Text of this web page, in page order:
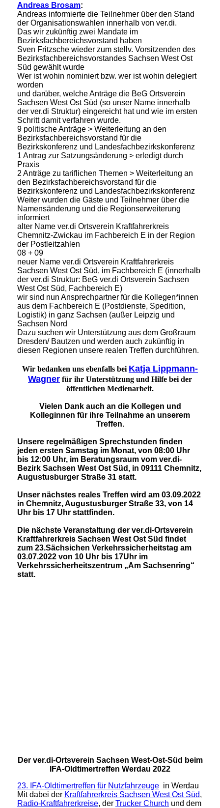
Andreas Brosam:
Andreas informierte die Teilnehmer über den Stand
der Organisationswahlen innerhalb von ver.di.
Das wir zukünftig zwei Mandate im
Bezirksfachbereichsvorstand haben
Sven Fritzsche wieder zum stellv. Vorsitzenden des
Bezirksfachbereichsvorstandes Sachsen West Ost
Süd gewählt wurde
Wer ist wohin nominiert bzw. wer ist wohin delegiert
worden
und darüber, welche Anträge die BeG Ortsverein
Sachsen West Ost Süd (so unser Name innerhalb
der ver.di Struktur) eingereicht hat und wie im ersten
Schritt damit verfahren wurde.
9 politische Anträge > Weiterleitung an den
Bezirksfachbereichsvorstand für die
Bezirkskonferenz und Landesfachbezirkskonferenz
1 Antrag zur Satzungsänderung > erledigt durch
Praxis
2 Anträge zu tariflichen Themen > Weiterleitung an
den Bezirksfachbereichsvorstand für die
Bezirkskonferenz und Landesfachbezirkskonferenz
Weiter wurden die Gäste und Teilnehmer über die
Namensänderung und die Regionserweiterung
informiert
alter Name ver.di Ortsverein Kraftfahrerkreis
Chemnitz-Zwickau im Fachbereich E in der Region
der Postleitzahlen
08 + 09
neuer Name ver.di Ortsverein Kraftfahrerkreis
Sachsen West Ost Süd, im Fachbereich E (innerhalb
der ver.di Struktur: BeG ver.di Ortsverein Sachsen
West Ost Süd, Fachbereich E)
wir sind nun Ansprechpartner für die Kollegen*innen
aus dem Fachbereich E (Postdienste, Spedition,
Logistik) in ganz Sachsen (außer Leipzig und
Sachsen Nord
Dazu suchen wir Unterstützung aus dem Großraum
Dresden/ Bautzen und werden auch zukünftig in
diesen Regionen unsere realen Treffen durchführen.
Wir bedanken uns ebenfalls bei Katja Lippmann-
Wagner für ihr Unterstützung und Hilfe bei der
öffentlichen Medienarbeit.
Vielen Dank auch an die Kollegen und
Kolleginnen für ihre Teilnahme an unserem
Treffen.
Unsere regelmäßigen Sprechstunden finden
jeden ersten Samstag im Monat, von 08:00 Uhr
bis 12:00 Uhr, im Beratungsraum vom ver.di-
Bezirk Sachsen West Ost Süd, in 09111 Chemnitz,
Augustusburger Straße 31 statt.
Unser nächstes reales Treffen wird am 03.09.2022
in Chemnitz, Augustusburger Straße 33, von 14
Uhr bis 17 Uhr stattfinden.
Die nächste Veranstaltung der ver.di-Ortsverein
Kraftfahrerkreis Sachsen West Ost Süd findet
zum 23.Sächsichen Verkehrssicherheitstag am
03.07.2022 von 10 Uhr bis 17Uhr im
Verkehrssicherheitszentrum „Am Sachsenring“
statt.
Der ver.di-Ortsverein Sachsen West-Ost-Süd beim
IFA-Oldtimertreffen Werdau 2022
23. IFA-Oldtimertreffen für Nutzfahrzeuge in Werdau
Mit dabei der Kraftfahrerkreis Sachsen West Ost Süd,
Radio-Kraftfahrerkreise, der Trucker Church und dem